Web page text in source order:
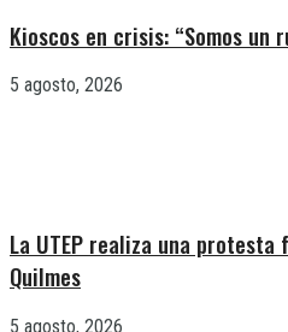
Kioscos en crisis: “Somos un
5 agosto, 2026
La UTEP realiza una
Quilmes
5 agosto, 2026